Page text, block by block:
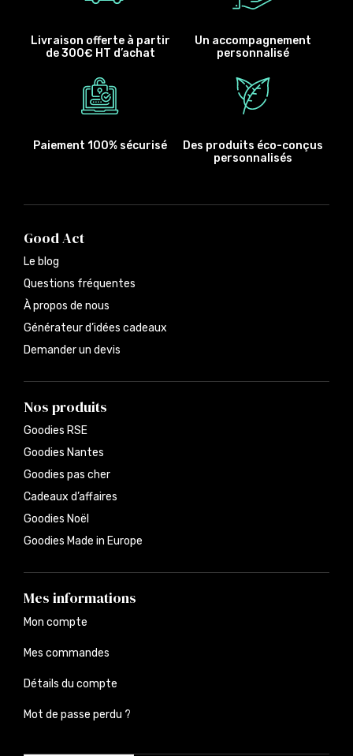
Livraison offerte à partir
de 300€ HT d’achat
Un accompagnement
personnalisé
Paiement 100% sécurisé
Des produits éco-conçus
personnalisés
Good Act
Le blog
Questions fréquentes
À propos de nous
Générateur d’idées cadeaux
Demander un devis
Nos produits
Goodies RSE
Goodies Nantes
Goodies pas cher
Cadeaux d’affaires
Goodies Noël
Goodies Made in Europe
Mes informations
Mon compte
Mes commandes
Détails du compte
Mot de passe perdu ?